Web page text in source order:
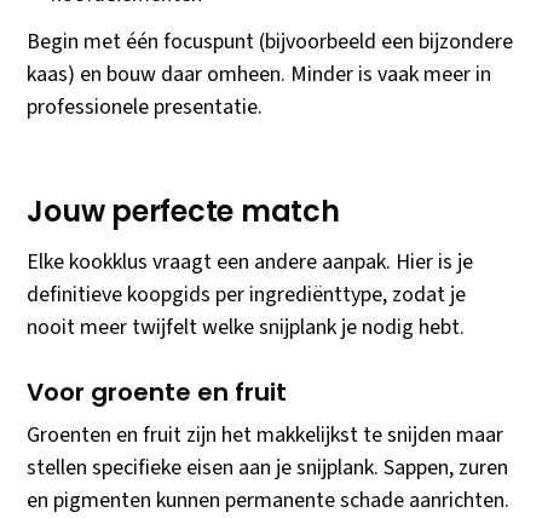
Begin met één focuspunt (bijvoorbeeld een bijzondere
kaas) en bouw daar omheen. Minder is vaak meer in
professionele presentatie.
Jouw perfecte match
Elke kookklus vraagt een andere aanpak. Hier is je
definitieve koopgids per ingrediënttype, zodat je
nooit meer twijfelt welke snijplank je nodig hebt.
Voor groente en fruit
Groenten en fruit zijn het makkelijkst te snijden maar
stellen specifieke eisen aan je snijplank. Sappen, zuren
en pigmenten kunnen permanente schade aanrichten.